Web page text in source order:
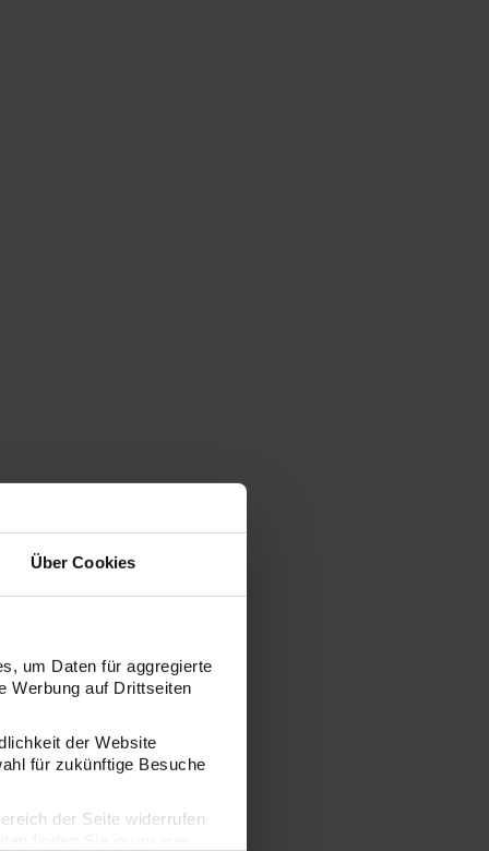
Über Cookies
um Daten für aggregierte
Werbung auf Drittseiten
der Website
für zukünftige Besuche
der Seite widerrufen